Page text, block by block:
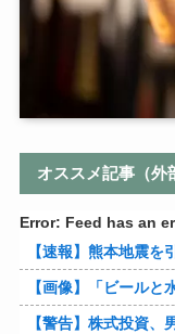
オススメ記事（外
Error: Feed has an
【速報】熊本地震を引き起こ
【画像】「ビール
【警告】株式投資、男